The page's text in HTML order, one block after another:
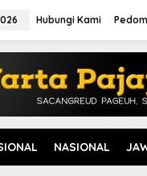
Hubungi Kami
NASIONAL